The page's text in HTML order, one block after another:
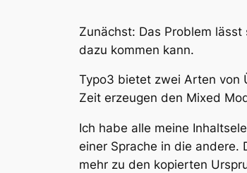
Zunächst: Das Problem
dazu kommen kann.
Typo3 bietet zwei Arten von
Zeit erzeugen den Mixed
Ich habe alle meine
einer Sprache in die andere.
mehr zu den kopierten